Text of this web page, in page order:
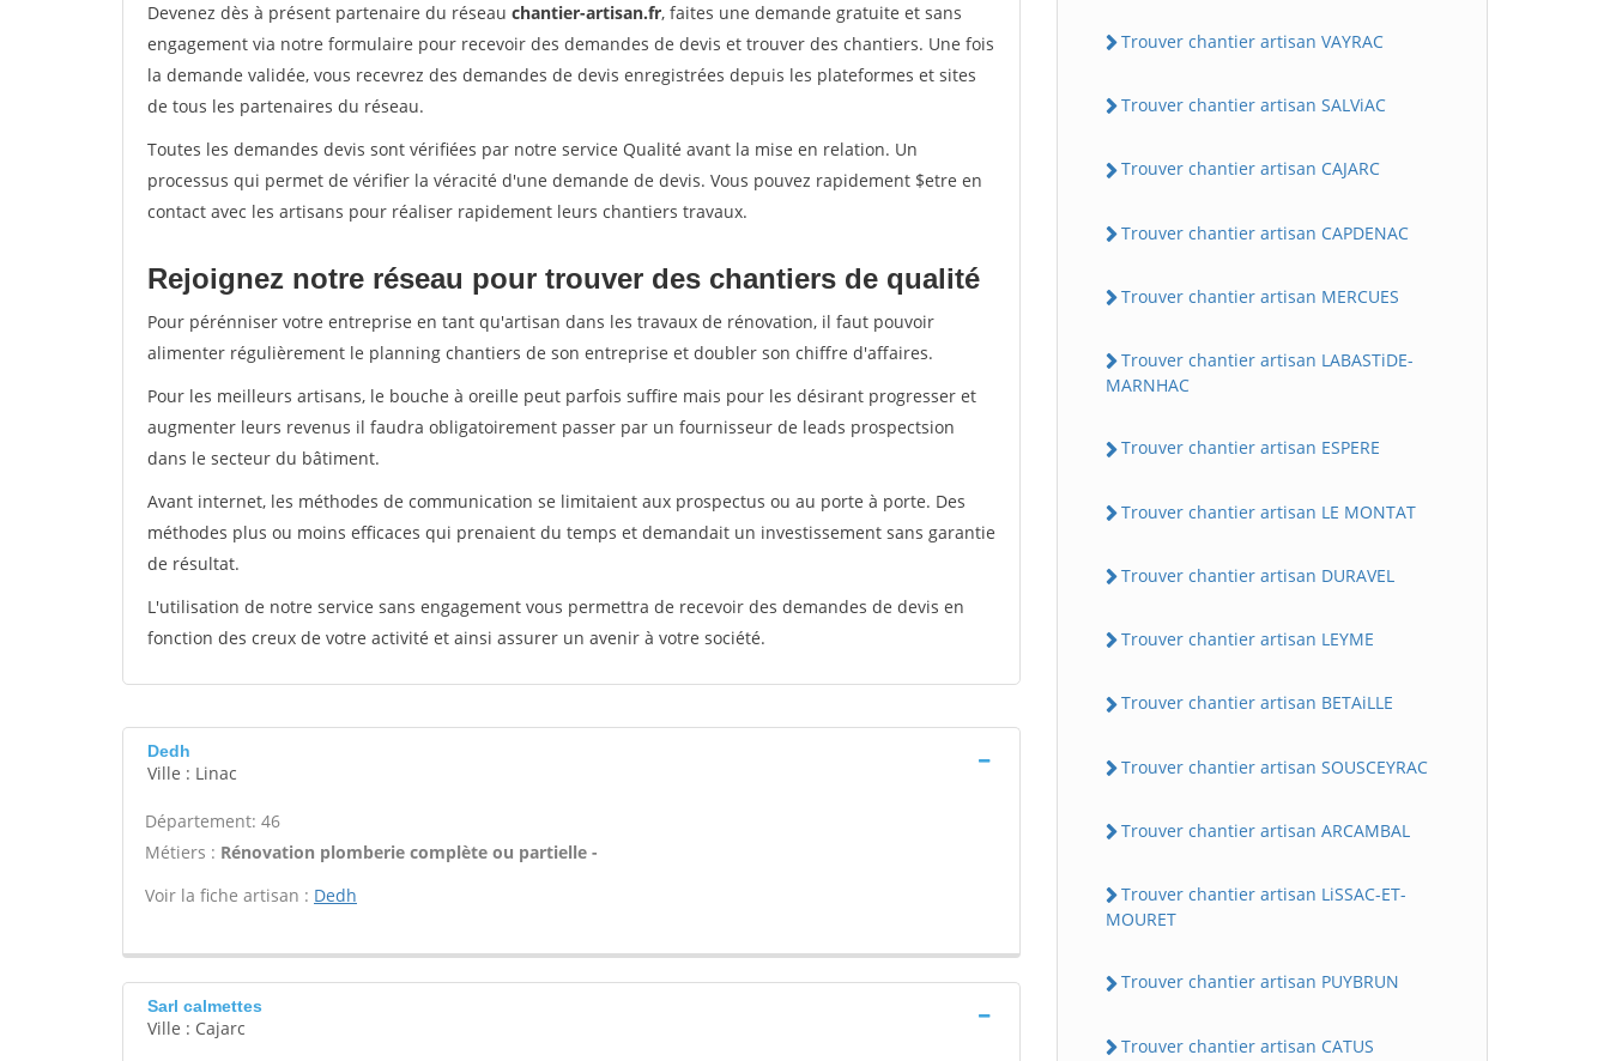
Devenez dès à présent partenaire du réseau chantier-artisan.fr, faites une demande gratuite et sans
engagement via notre formulaire pour recevoir des demandes de devis et trouver des chantiers. Une fois
la demande validée, vous recevrez des demandes de devis enregistrées depuis les plateformes et sites
de tous les partenaires du réseau.
Toutes les demandes devis sont vérifiées par notre service Qualité avant la mise en relation. Un
processus qui permet de vérifier la véracité d'une demande de devis. Vous pouvez rapidement $etre en
contact avec les artisans pour réaliser rapidement leurs chantiers travaux.
Rejoignez notre réseau pour trouver des chantiers de qualité
Pour pérénniser votre entreprise en tant qu'artisan dans les travaux de rénovation, il faut pouvoir
alimenter régulièrement le planning chantiers de son entreprise et doubler son chiffre d'affaires.
Pour les meilleurs artisans, le bouche à oreille peut parfois suffire mais pour les désirant progresser et
augmenter leurs revenus il faudra obligatoirement passer par un fournisseur de leads prospectsion
dans le secteur du bâtiment.
Avant internet, les méthodes de communication se limitaient aux prospectus ou au porte à porte. Des
méthodes plus ou moins efficaces qui prenaient du temps et demandait un investissement sans garantie
de résultat.
L'utilisation de notre service sans engagement vous permettra de recevoir des demandes de devis en
fonction des creux de votre activité et ainsi assurer un avenir à votre société.
Dedh
Ville : Linac
Département: 46
Métiers : Rénovation plomberie complète ou partielle -
Voir la fiche artisan : Dedh
Sarl calmettes
Ville : Cajarc
Trouver chantier artisan VAYRAC
Trouver chantier artisan SALViAC
Trouver chantier artisan CAJARC
Trouver chantier artisan CAPDENAC
Trouver chantier artisan MERCUES
Trouver chantier artisan LABASTiDE-
MARNHAC
Trouver chantier artisan ESPERE
Trouver chantier artisan LE MONTAT
Trouver chantier artisan DURAVEL
Trouver chantier artisan LEYME
Trouver chantier artisan BETAiLLE
Trouver chantier artisan SOUSCEYRAC
Trouver chantier artisan ARCAMBAL
Trouver chantier artisan LiSSAC-ET-
MOURET
Trouver chantier artisan PUYBRUN
Trouver chantier artisan CATUS